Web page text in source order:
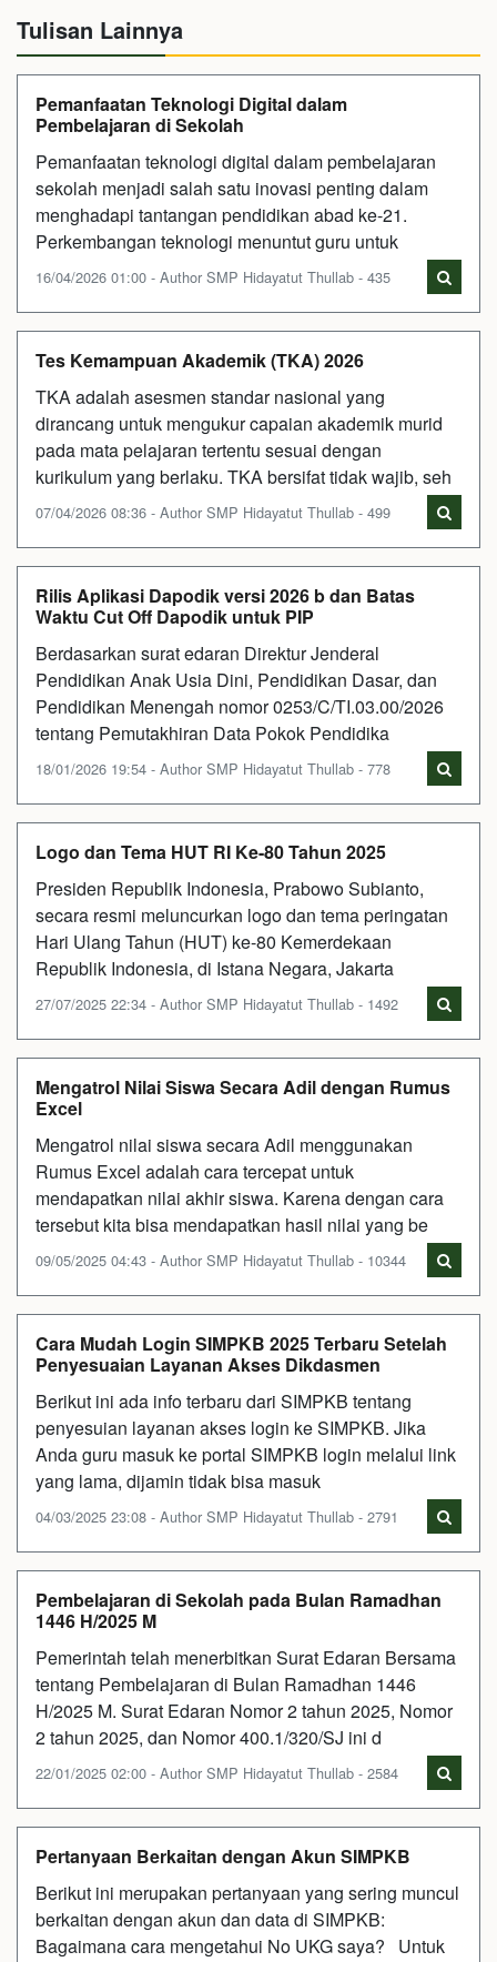
Tulisan Lainnya
Pemanfaatan Teknologi Digital dalam
Pembelajaran di Sekolah
Pemanfaatan teknologi digital dalam pembelajaran
sekolah menjadi salah satu inovasi penting dalam
menghadapi tantangan pendidikan abad ke-21.
Perkembangan teknologi menuntut guru untuk
16/04/2026 01:00 - Author SMP Hidayatut Thullab - 435
Tes Kemampuan Akademik (TKA) 2026
TKA adalah asesmen standar nasional yang
dirancang untuk mengukur capaian akademik murid
pada mata pelajaran tertentu sesuai dengan
kurikulum yang berlaku. TKA bersifat tidak wajib, seh
07/04/2026 08:36 - Author SMP Hidayatut Thullab - 499
Rilis Aplikasi Dapodik versi 2026 b dan Batas
Waktu Cut Off Dapodik untuk PIP
Berdasarkan surat edaran Direktur Jenderal
Pendidikan Anak Usia Dini, Pendidikan Dasar, dan
Pendidikan Menengah nomor 0253/C/TI.03.00/2026
tentang Pemutakhiran Data Pokok Pendidika
18/01/2026 19:54 - Author SMP Hidayatut Thullab - 778
Logo dan Tema HUT RI Ke-80 Tahun 2025
Presiden Republik Indonesia, Prabowo Subianto,
secara resmi meluncurkan logo dan tema peringatan
Hari Ulang Tahun (HUT) ke-80 Kemerdekaan
Republik Indonesia, di Istana Negara, Jakarta
27/07/2025 22:34 - Author SMP Hidayatut Thullab - 1492
Mengatrol Nilai Siswa Secara Adil dengan Rumus
Excel
Mengatrol nilai siswa secara Adil menggunakan
Rumus Excel adalah cara tercepat untuk
mendapatkan nilai akhir siswa. Karena dengan cara
tersebut kita bisa mendapatkan hasil nilai yang be
09/05/2025 04:43 - Author SMP Hidayatut Thullab - 10344
Cara Mudah Login SIMPKB 2025 Terbaru Setelah
Penyesuaian Layanan Akses Dikdasmen
Berikut ini ada info terbaru dari SIMPKB tentang
penyesuian layanan akses login ke SIMPKB. Jika
Anda guru masuk ke portal SIMPKB login melalui link
yang lama, dijamin tidak bisa masuk
04/03/2025 23:08 - Author SMP Hidayatut Thullab - 2791
Pembelajaran di Sekolah pada Bulan Ramadhan
1446 H/2025 M
Pemerintah telah menerbitkan Surat Edaran Bersama
tentang Pembelajaran di Bulan Ramadhan 1446
H/2025 M. Surat Edaran Nomor 2 tahun 2025, Nomor
2 tahun 2025, dan Nomor 400.1/320/SJ ini d
22/01/2025 02:00 - Author SMP Hidayatut Thullab - 2584
Pertanyaan Berkaitan dengan Akun SIMPKB
Berikut ini merupakan pertanyaan yang sering muncul
berkaitan dengan akun dan data di SIMPKB:
Bagaimana cara mengetahui No UKG saya? Untuk